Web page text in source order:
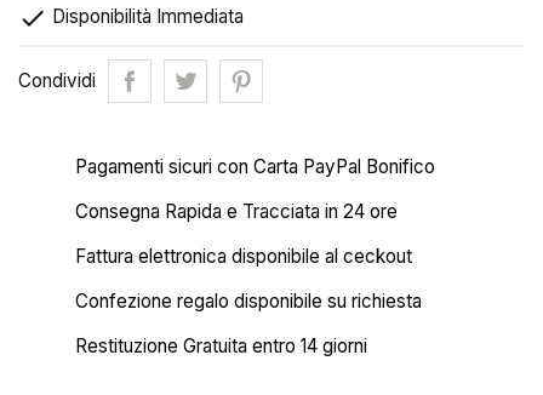
 Disponibilità Immediata
Condividi
Pagamenti sicuri con Carta PayPal Bonifico
Consegna Rapida e Tracciata in 24 ore
Fattura elettronica disponibile al ceckout
Confezione regalo disponibile su richiesta
Restituzione Gratuita entro 14 giorni